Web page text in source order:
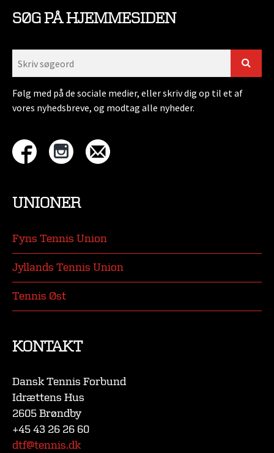
SØG PÅ HJEMMESIDEN
Følg med på de sociale medier, eller skriv dig op til et af
vores nyhedsbreve, og modtag alle nyheder.
UNIONER
Fyns Tennis Union
Jyllands Tennis Union
Tennis Øst
KONTAKT
Dansk Tennis Forbund
Idrættens Hus
2605 Brøndby
+45 43 26 26 60
dtf@tennis.dk